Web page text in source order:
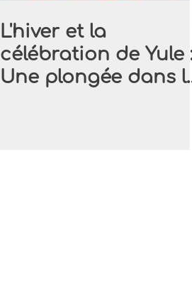
L'hiver et la
célébration de Yule
Une plongée dans